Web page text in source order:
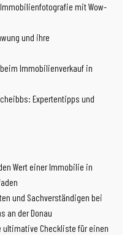
mit Wow-
und ihre
Immobilienverkauf in
Expertentipps und
Wert einer Immobilie in
und Sachverständigen bei
an der Donau
ultimative Checkliste für einen